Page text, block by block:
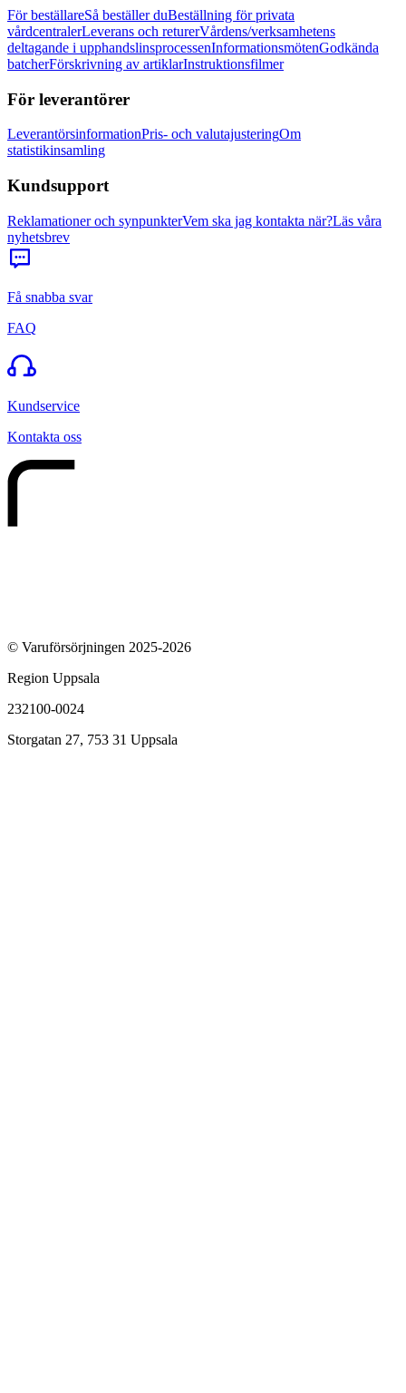
För beställareSå beställer duBeställning för privata
vårdcentralerLeverans och returerVårdens/verksamhetens
deltagande i upphandslinsprocessenInformationsmötenGodkända
batcherFörskrivning av artiklarInstruktionsfilmer
För leverantörer
LeverantörsinformationPris- och valutajusteringOm
statistikinsamling
Kundsupport
Reklamationer och synpunkterVem ska jag kontakta när?Läs våra
nyhetsbrev
Få snabba svar
FAQ
Kundservice
Kontakta oss
© Varuförsörjningen 2025-2026
Region Uppsala
232100-0024
Storgatan 27, 753 31 Uppsala